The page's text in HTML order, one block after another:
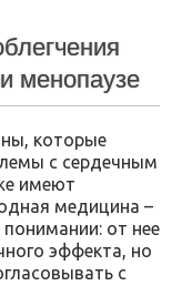
менопаузе
которые
с сердечным
имеют
медицина –
от нее
эффекта, но
с